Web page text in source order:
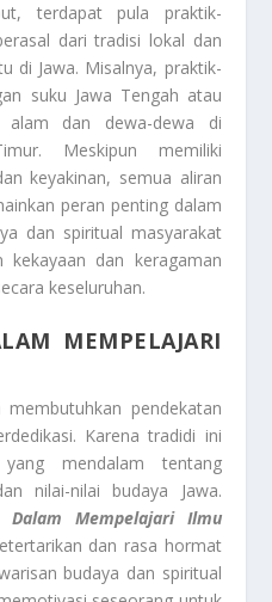
terdapat pula praktik-
dari tradisi lokal dan
di Jawa. Misalnya, praktik-
suku Jawa Tengah atau
alam dan dewa-dewa di
Meskipun memiliki
keyakinan, semua aliran
peran penting dalam
dan spiritual masyarakat
kekayaan dan keragaman
keseluruhan.
MEMPELAJARI
pendekatan
Karena tradidi ini
mendalam tentang
nilai-nilai budaya Jawa.
Dalam Mempelajari Ilmu
dan rasa hormat
budaya dan spiritual